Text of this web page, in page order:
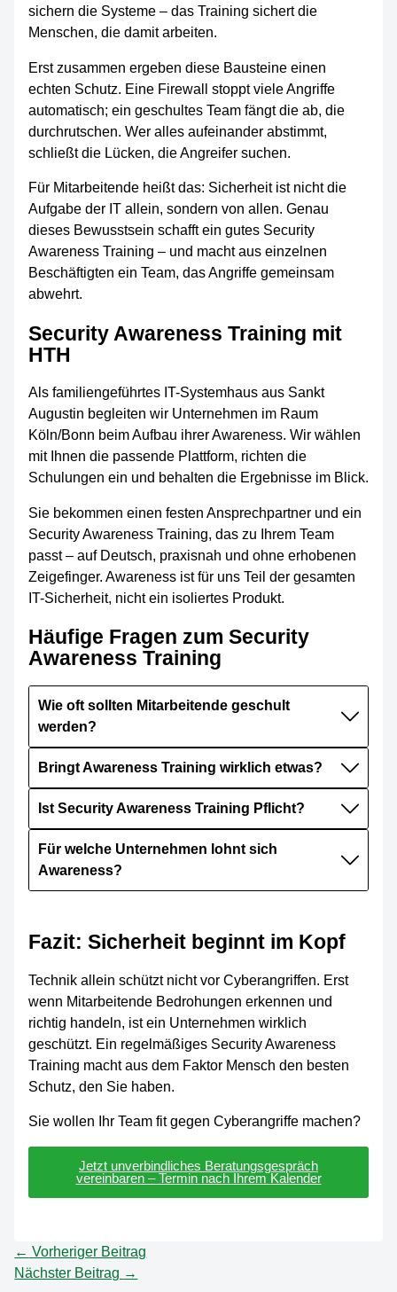
sichern die Systeme – das Training sichert die
Menschen, die damit arbeiten.
Erst zusammen ergeben diese Bausteine einen
echten Schutz. Eine Firewall stoppt viele Angriffe
automatisch; ein geschultes Team fängt die ab, die
durchrutschen. Wer alles aufeinander abstimmt,
schließt die Lücken, die Angreifer suchen.
Für Mitarbeitende heißt das: Sicherheit ist nicht die
Aufgabe der IT allein, sondern von allen. Genau
dieses Bewusstsein schafft ein gutes Security
Awareness Training – und macht aus einzelnen
Beschäftigten ein Team, das Angriffe gemeinsam
abwehrt.
Security Awareness Training mit
HTH
Als familiengeführtes IT-Systemhaus aus Sankt
Augustin begleiten wir Unternehmen im Raum
Köln/Bonn beim Aufbau ihrer Awareness. Wir wählen
mit Ihnen die passende Plattform, richten die
Schulungen ein und behalten die Ergebnisse im Blick.
Sie bekommen einen festen Ansprechpartner und ein
Security Awareness Training, das zu Ihrem Team
passt – auf Deutsch, praxisnah und ohne erhobenen
Zeigefinger. Awareness ist für uns Teil der gesamten
IT-Sicherheit, nicht ein isoliertes Produkt.
Häufige Fragen zum Security
Awareness Training
Wie oft sollten Mitarbeitende geschult
werden?
Bringt Awareness Training wirklich etwas?
Ist Security Awareness Training Pflicht?
Für welche Unternehmen lohnt sich
Awareness?
Fazit: Sicherheit beginnt im Kopf
Technik allein schützt nicht vor Cyberangriffen. Erst
wenn Mitarbeitende Bedrohungen erkennen und
richtig handeln, ist ein Unternehmen wirklich
geschützt. Ein regelmäßiges Security Awareness
Training macht aus dem Faktor Mensch den besten
Schutz, den Sie haben.
Sie wollen Ihr Team fit gegen Cyberangriffe machen?
Jetzt unverbindliches Beratungsgespräch
vereinbaren – Termin nach Ihrem Kalender
← Vorheriger Beitrag
Nächster Beitrag →